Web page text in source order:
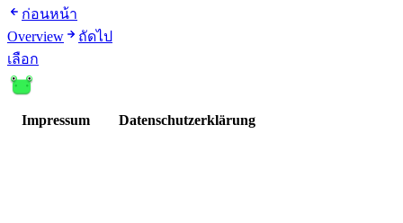
ก่อนหน้า
Overview
ถัดไป
เลือก
Impressum Datenschutzerklärung